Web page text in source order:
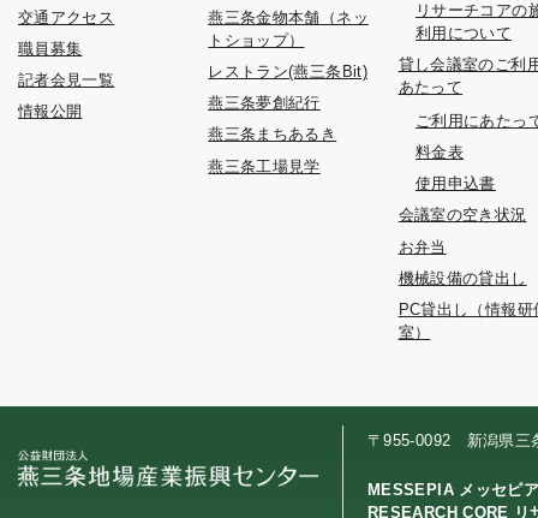
交通アクセス
職員募集
記者会見一覧
情報公開
燕三条金物本舗（ネッ
トショップ）
レストラン(燕三条Bit)
燕三条夢創紀行
燕三条まちあるき
燕三条工場見学
リサーチコアの
利用について
貸し会議室のご利
あたって
ご利用にあたっ
料金表
使用申込書
会議室の空き状況
お弁当
機械設備の貸出し
PC貸出し（情報研
室）
〒955-0092 新潟県三
MESSEPIA メッセピ
RESEARCH CORE リ